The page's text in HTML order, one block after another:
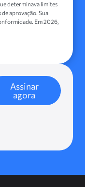
determinava limites
de aprovação. Sua
Em 2026,
Assinar
agora